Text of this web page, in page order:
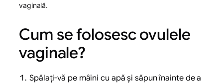
vaginală.
Cum se folosesc ovulele
vaginale?
Spălați-vă pe mâini cu apă și săpun înainte de a